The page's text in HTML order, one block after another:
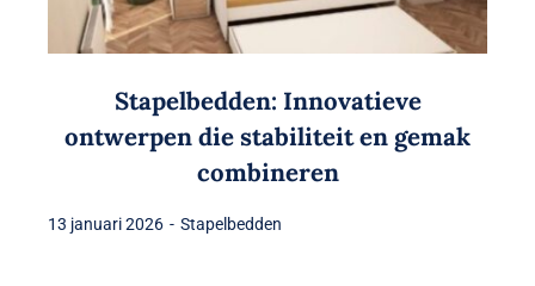
Stapelbedden: Innovatieve
ontwerpen die stabiliteit en gemak
combineren
13 januari 2026 - Stapelbedden